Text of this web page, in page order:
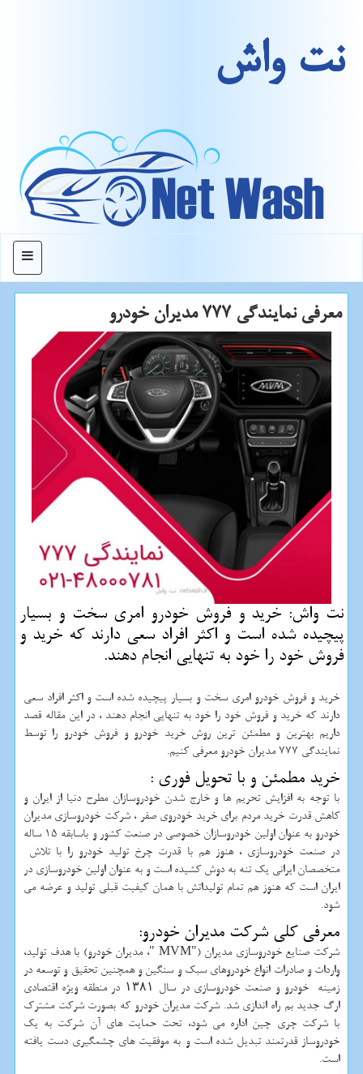
نت واش
منو
معرفی نمایندگی 777 مدیران خودرو
نت واش: خرید و فروش خودرو امری سخت و بسیار
پیچیده شده است و اكثر افراد سعی دارند كه خرید و
فروش خود را خود به تنهایی انجام دهند.
خرید و فروش خودرو امری سخت و بسیار پیچیده شده است و اکثر افراد سعی
دارند که خرید و فروش خود را خود به تنهایی انجام دهند ، در این مقاله قصد
داریم بهترین و مطمئن ترین روش خرید خودرو و فروش خودرو را توسط
نمایندگی 777 مدیران خودرو معرفی کنیم.
خرید مطمئن و با تحویل فوری :
با توجه به افزایش تحریم ها و خارج شدن خودروسازان مطرح دنیا از ایران و
کاهش قدرت خرید مردم برای خرید خودروی صفر ، شرکت خودروسازی مدیران
خودرو به عنوان اولین خودروسازان خصوصی در صنعت کشور و باسابقه 15 ساله
در صنعت خودروسازی ، هنوز هم با قدرت چرخ تولید خودرو را با تلاش
متخصصان ایرانی یک تنه به دوش کشیده است و به عنوان اولین خودروسازی در
ایران است که هنوز هم تمام تولیداتش با همان کیفیت قبلی تولید و عرضه می
شود.
معرفی کلی شرکت مدیران خودرو:
شرکت صنایع خودروسازی مدیران ("MVM "، مدیران خودرو) با هدف تولید،
واردات و صادرات انواع خودروهای سبک و سنگین و همچنین تحقیق و توسعه در
زمینه خودرو و صنعت خودروسازی در سال ۱۳۸۱ در منطقه ویژه اقتصادی
ارگ جدید بم راه اندازی شد. شرکت مدیران خودرو که بصورت شرکت مشترک
با شرکت چری چین اداره می شود، تحت حمایت های آن شرکت به یک
خودروساز قدرتمند تبدیل شده است و به موفقیت های چشمگیری دست یافته
است.